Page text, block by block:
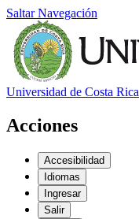
Saltar Navegación
Universidad de Costa Rica
Acciones
Accesibilidad
Idiomas
Ingresar
Salir